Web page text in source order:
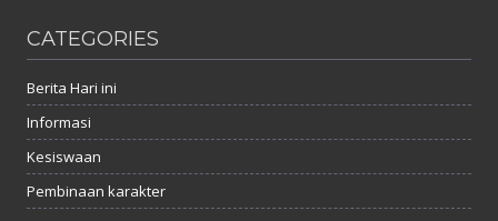
CATEGORIES
Berita Hari ini
Informasi
Kesiswaan
Pembinaan karakter